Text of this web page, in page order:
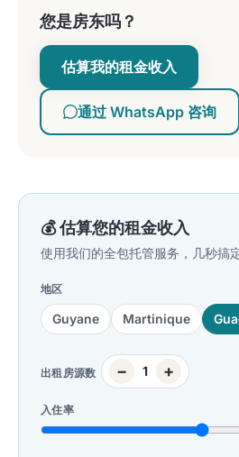
您是房东吗？
估算我的租金收入
通过 WhatsApp 咨询
💰 估算您的租金收入
使用我们的全包托管服务，几秒搞定
地区
Guyane Martinique
出租房源数 − 1 +
入住率